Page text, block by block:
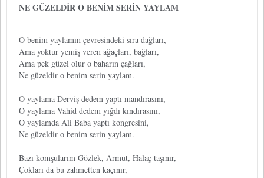
NE GÜZELDİR O BENİM SERİN YAYLAM
O benim yaylamın çevresindeki sıra dağları,
Ama yoktur yemiş veren ağaçları, bağları,
Ama pek güzel olur o baharın çağları,
Ne güzeldir o benim serin yaylam.
O yaylama Derviş dedem yaptı mandırasını,
O yaylama Vahid dedem yığdı kındırasını,
O yaylamda Ali Baba yaptı kongresini,
Ne güzeldir o benim serin yaylam.
Bazı komşularım Gözlek, Armut, Halaç taşınır,
Çokları da bu zahmetten kaçınır,